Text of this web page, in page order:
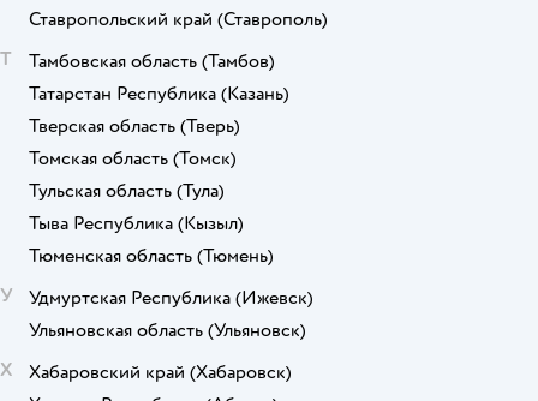
Ставропольский край (Ставрополь)
Т
Тамбовская область (Тамбов)
Татарстан Республика (Казань)
Тверская область (Тверь)
Томская область (Томск)
Тульская область (Тула)
Тыва Республика (Кызыл)
Тюменская область (Тюмень)
У
Удмуртская Республика (Ижевск)
Ульяновская область (Ульяновск)
Х
Хабаровский край (Хабаровск)